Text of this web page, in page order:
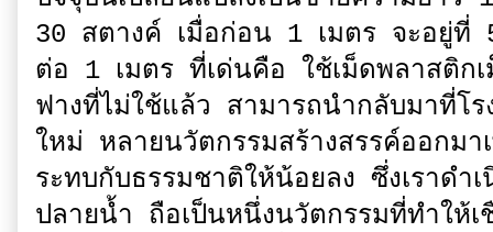
30 สตางค์ เมื่อก่อน 1 เมตร จะอยู่ที่
ต่อ 1 เมตร ที่เด่นคือ ใช้เม็ดพลาสติก
ฟางที่ไม่ใช้แล้ว สามารถนำกลับมาที่โ
ใหม่ หลายนวัตกรรมสร้างสรรค์ออกม
ระทบกับธรรมชาติให้น้อยลง ซึ่งเราด
ปลายน้ำ ถือเป็นหนึ่งนวัตกรรมที่ทำให้